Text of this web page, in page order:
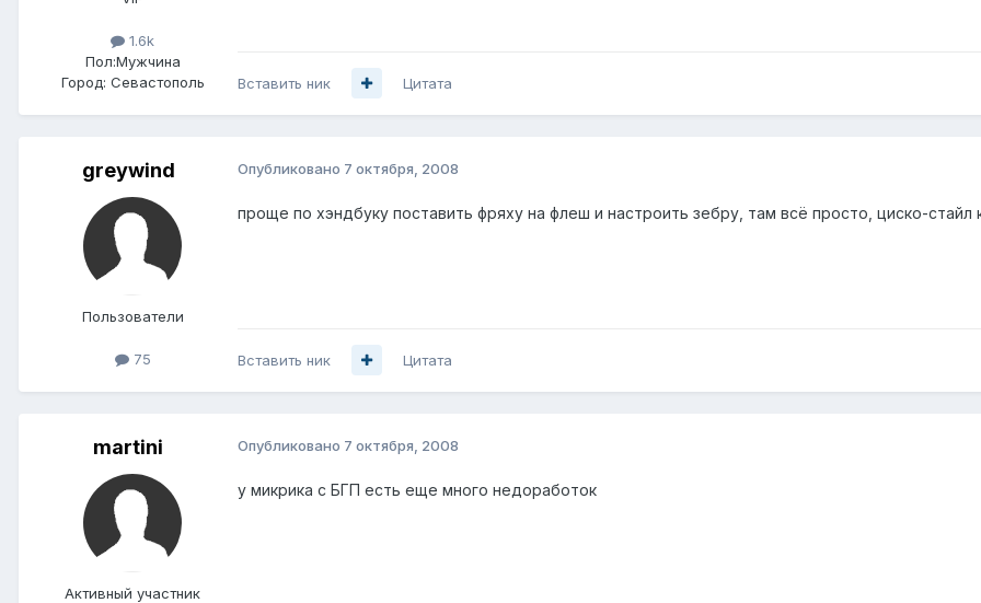
1.6k
Пол:Мужчина
Город: Севастополь Вставить ник Цитата
greywind
Пользователи
75
Опубликовано 7 октября, 2008
проще по хэндбуку поставить фряху на флеш и настроить зебру, там всё просто, циско-стайл
Вставить ник Цитата
martini
Активный участник
Опубликовано 7 октября, 2008
у микрика с БГП есть еще много недоработок